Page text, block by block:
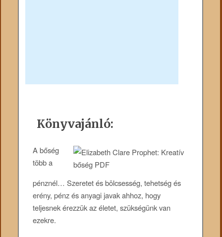
Könyvajánló:
A bőség
több a
pénznél… Szeretet és bölcsesség, tehetség és
erény, pénz és anyagi javak ahhoz, hogy
teljesnek érezzük az életet, szükségünk van
ezekre.